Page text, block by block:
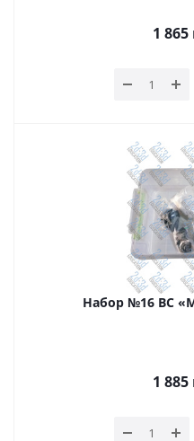
1 865
Набор №16 ВС
1 885